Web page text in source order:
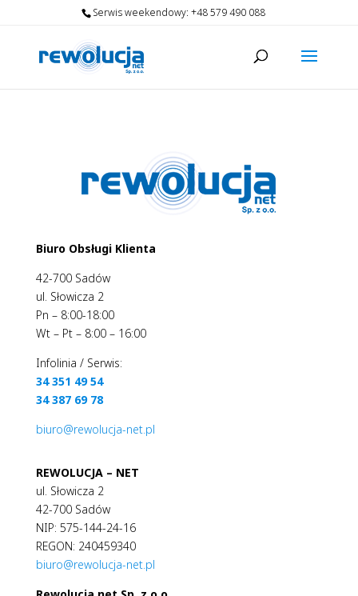
Serwis weekendowy:+48 579 490 088
Biuro Obsługi Klienta
42-700 Sadów
ul. Słowicza 2
Pn – 8:00-18:00
Wt – Pt – 8:00 – 16:00
Infolinia / Serwis:
34 351 49 54
34 387 69 78
biuro@rewolucja-net.pl
REWOLUCJA – NET
ul. Słowicza 2
42-700 Sadów
NIP: 575-144-24-16
REGON: 240459340
biuro@rewolucja-net.pl